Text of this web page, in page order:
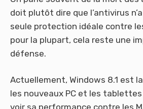
doit plutôt dire que l’antivirus
seule protection idéale contre
pour la plupart, cela reste une
défense.
Actuellement, Windows 8.1 est
les nouveaux PC et les